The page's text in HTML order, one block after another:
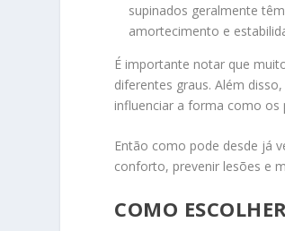
supinados geralmente
amortecimento e
É importante notar que
diferentes graus. Além
influenciar a forma como os
Então como pode desde já
conforto, prevenir lesões e
COMO